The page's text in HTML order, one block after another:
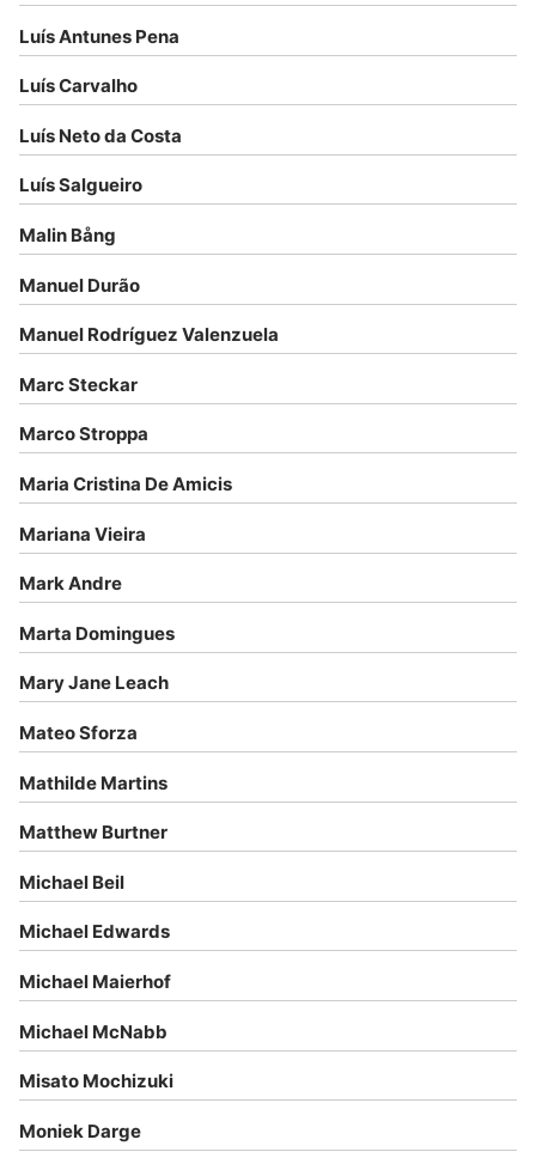
Luís Antunes Pena
Luís Carvalho
Luís Neto da Costa
Luís Salgueiro
Malin Bång
Manuel Durão
Manuel Rodríguez Valenzuela
Marc Steckar
Marco Stroppa
Maria Cristina De Amicis
Mariana Vieira
Mark Andre
Marta Domingues
Mary Jane Leach
Mateo Sforza
Mathilde Martins
Matthew Burtner
Michael Beil
Michael Edwards
Michael Maierhof
Michael McNabb
Misato Mochizuki
Moniek Darge